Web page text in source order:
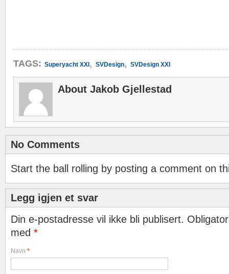
TAGS: Superyacht XXI , SVDesign, SVDesign XXI
About Jakob Gjellestad
No Comments
Start the ball rolling by posting a comment on
Legg igjen et svar
Din e-postadresse vil ikke bli publisert.
med *
Navn *